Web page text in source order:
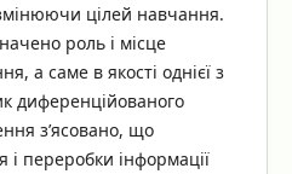
цілей навчання.
роль і місце
а саме в якості однієї з
диференційованого
з’ясовано, що
і переробки інформації